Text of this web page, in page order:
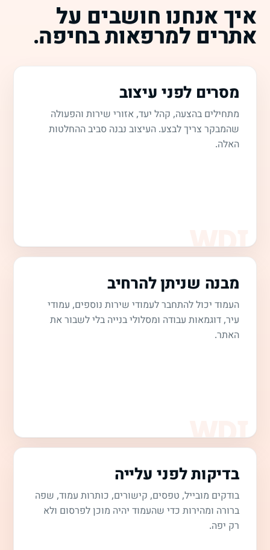
איך אנחנו חושבים על
אתרים למרפאות בחיפה.
מסרים לפני עיצוב
מתחילים בהצעה, קהל יעד, אזורי שירות והפעולה
שהמבקר צריך לבצע. העיצוב נבנה סביב ההחלטות
האלה.
מבנה שניתן להרחיב
העמוד יכול להתחבר לעמודי שירות נוספים, עמודי
עיר, דוגמאות עבודה ומסלולי בנייה בלי לשבור את
האתר.
בדיקות לפני עלייה
בודקים מובייל, טפסים, קישורים, כותרות עמוד, שפה
ברורה ומהירות כדי שהעמוד יהיה מוכן לפרסום ולא
רק יפה.